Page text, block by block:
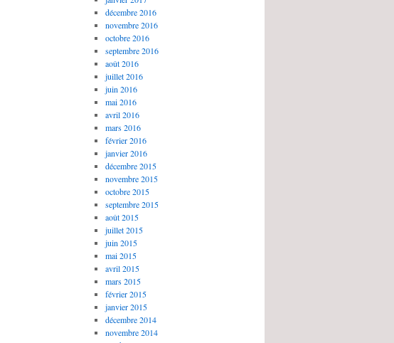
décembre 2016
novembre 2016
octobre 2016
septembre 2016
août 2016
juillet 2016
juin 2016
mai 2016
avril 2016
mars 2016
février 2016
janvier 2016
décembre 2015
novembre 2015
octobre 2015
septembre 2015
août 2015
juillet 2015
juin 2015
mai 2015
avril 2015
mars 2015
février 2015
janvier 2015
décembre 2014
novembre 2014